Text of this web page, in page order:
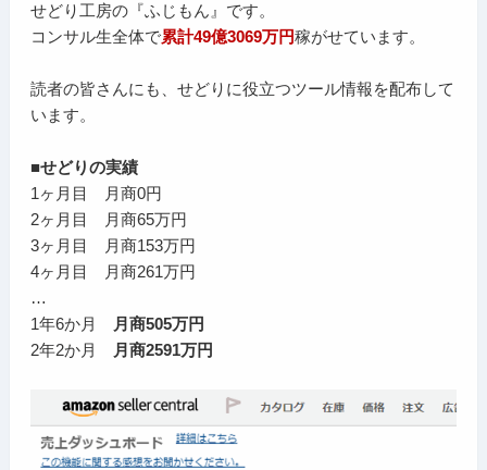
せどり工房の『ふじもん』です。
コンサル生全体で累計49億3069万円稼がせています。
読者の皆さんにも、せどりに役立つツール情報を配布して
います。
■せどりの実績
1ヶ月目 月商0円
2ヶ月目 月商65万円
3ヶ月目 月商153万円
4ヶ月目 月商261万円
…
1年6か月
月商505万円
2年2か月
月商2591万円